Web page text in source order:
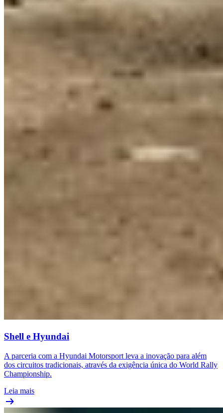
Shell e Hyundai
A parceria com a Hyundai Motorsport leva a inovação para além
dos circuitos tradicionais, através da exigência única do World Rally
Championship.
Leia mais